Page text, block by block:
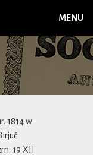
MENU
1814 w
19 XII